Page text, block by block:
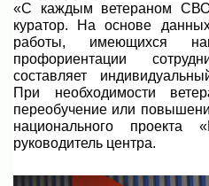
«С каждым ветераном СВО
куратор.
На основе
работы, имеющихся
профориентации
составляет
При необходимости
переобучение или
национального проекта
руководитель центра.